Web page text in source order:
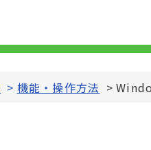
> 機能・操作方法 >